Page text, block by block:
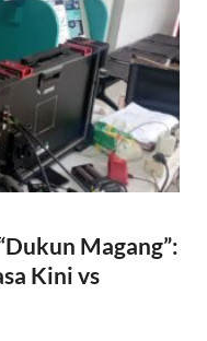
Magang”:
Kini vs